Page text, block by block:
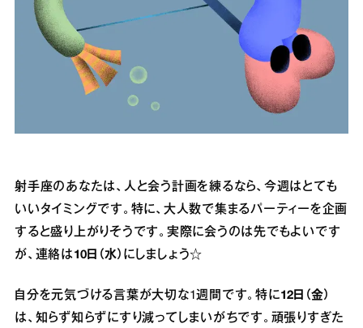
射手座のあなたは、人と会う計画を練るなら、今週はとても
いいタイミングです。特に、大人数で集まるパーティーを企画
すると盛り上がりそうです。実際に会うのは先でもよいです
が、連絡は10日（水） にしましょう☆
自分を元気づける言葉が大切な1週間です。特に12日（金）
は、知らず知らずにすり減ってしまいがちです。頑張りすぎた